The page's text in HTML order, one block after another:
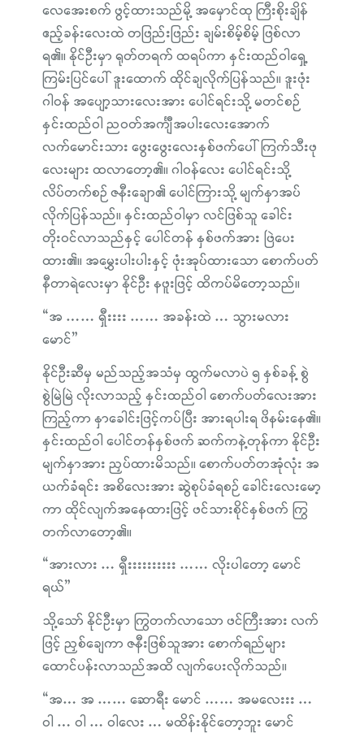
လေအေးစက် ဖွင့်ထားသည်မို့ အမှောင်ထု ကြီးစိုးချိန်
ဧည့်ခန်းလေးထဲ တဖြည်းဖြည်း ချမ်းစိမ့်စိမ့် ဖြစ်လာ
ရ၏။ နိုင်ဦးမှာ ရုတ်တရက် ထရပ်ကာ နှင်းထည်ဝါရှေ့
ကြမ်းပြင်ပေါ် ဒူးထောက် ထိုင်ချလိုက်ပြန်သည်။ ဒူးဖုံး
ဂါဝန် အပျော့သားလေးအား ပေါင်ရင်းသို့ မတင်စဉ်
နှင်းထည်ဝါ ညဝတ်အင်္ကျီအပါးလေးအောက်
လက်မောင်းသား ဖွေးဖွေးလေးနှစ်ဖက်ပေါ် ကြက်သီးဖု
လေးများ ထလာတော့၏။ ဂါဝန်လေး ပေါင်ရင်းသို့
လိပ်တက်စဉ် ဇနီးချော၏ ပေါင်ကြားသို့ မျက်နှာအပ်
လိုက်ပြန်သည်။ နှင်းထည်ဝါမှာ လင်ဖြစ်သူ ခေါင်း
တိုးဝင်လာသည်နှင့် ပေါင်တန် နှစ်ဖက်အား ဖြဲပေး
ထား၏။ အမွှေးပါးပါးနှင့် ဖုံးအုပ်ထားသော စောက်ပတ်
နီတာရဲလေးမှာ နိုင်ဦး နဖူးဖြင့် ထိကပ်မိတော့သည်။
“အ …… ရှီးးးး …… အခန်းထဲ … သွားမလား
မောင်”
နိုင်ဦးဆီမှ မည်သည့်အသံမှ ထွက်မလာပဲ ၅ နှစ်ခန့် စွဲ
စွဲမြဲမြဲ လိုးလာသည့် နှင်းထည်ဝါ စောက်ပတ်လေးအား
ကြည့်ကာ နှာခေါင်းဖြင့်ကပ်ပြီး အားရပါးရ ဖိနမ်းနေ၏။
နှင်းထည်ဝါ ပေါင်တန်နှစ်ဖက် ဆက်ကနဲ့တုန်ကာ နိုင်ဦး
မျက်နှာအား ညှပ်ထားမိသည်။ စောက်ပတ်တအုံလုံး အ
ယက်ခံရင်း အစိလေးအား ဆွဲစုပ်ခံရစဉ် ခေါင်းလေးမော့
ကာ ထိုင်လျက်အနေထားဖြင့် ဖင်သားစိုင်နှစ်ဖက် ကြွ
တက်လာတော့၏။
“အားလား … ရှီးးးးးးးးးး …… လိုးပါတော့ မောင်
ရယ်”
သို့သော် နိုင်ဦးမှာ ကြွတက်လာသော ဖင်ကြီးအား လက်
ဖြင့် ညှစ်ချေကာ ဇနီးဖြစ်သူအား စောက်ရည်များ
ထောင်ပန်းလာသည်အထိ လျက်ပေးလိုက်သည်။
“အ… အ …… ဆောရီး မောင် …… အမလေးးး …
ဝါ … ဝါ … ဝါလေး … မထိန်းနိုင်တော့ဘူး မောင်